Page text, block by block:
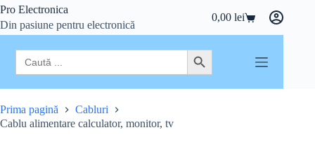
Sari
conținut
Pro Electronica
Din pasiune pentru electronică
Coș
de
cumpărături
0,00lei
Search
for:
Search Button
Prima pagină
Cabluri
Cablu alimentare calculator, monitor, tv